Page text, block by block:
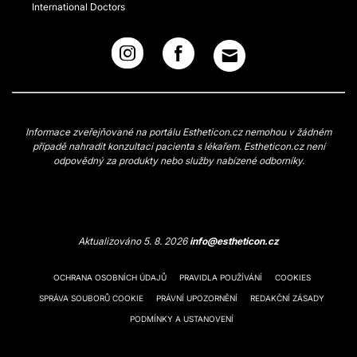
International Doctors
Informace zveřejňované na portálu Estheticon.cz nemohou v žádném
případě nahradit konzultaci pacienta s lékařem. Estheticon.cz není
odpovědný za produkty nebo služby nabízené odborníky.
Aktualizováno 5. 8. 2026info@estheticon.cz
OCHRANA OSOBNÍCH ÚDAJŮ PRAVIDLA POUŽÍVÁNÍ COOKIES
SPRÁVA SOUBORŮ COOKIE PRÁVNÍ UPOZORNĚNÍ REDAKČNÍ ZÁSADY
PODMÍNKY A USTANOVENÍ